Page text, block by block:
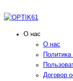
О нас
О нас
Договор